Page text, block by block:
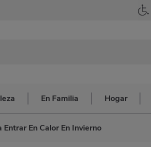
En Familia Hogar
En Calor En Invierno